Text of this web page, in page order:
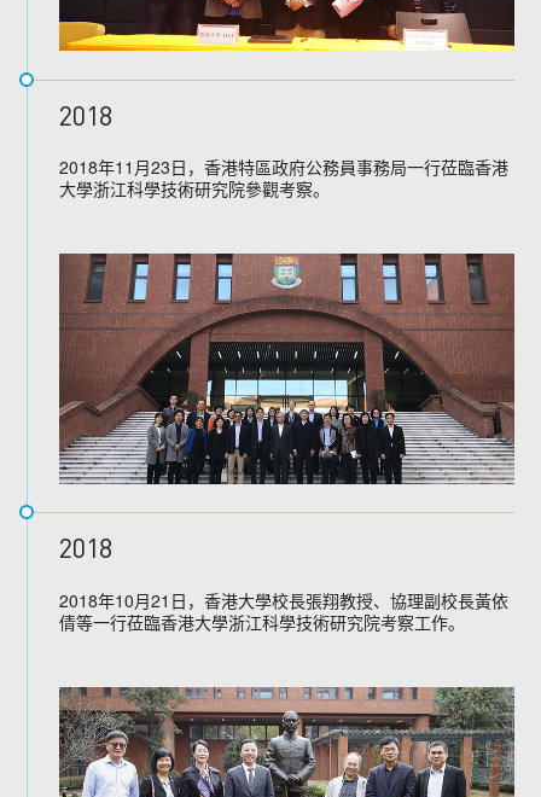
2018
2018年11月23日，香港特區政府公務員事務局一行莅臨香港
大學浙江科學技術研究院參觀考察。
2018
2018年10月21日，香港大學校長張翔教授、協理副校長黃依
倩等一行莅臨香港大學浙江科學技術研究院考察工作。